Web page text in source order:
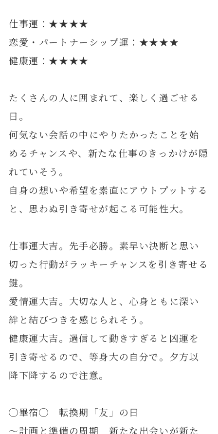
仕事運：★★★★
恋愛・パートナーシップ運：★★★★
健康運：★★★★
たくさんの人に囲まれて、楽しく過ごせる
日。
何気ない会話の中にやりたかったことを始
めるチャンスや、新たな仕事のきっかけが隠
れていそう。
自身の想いや希望を素直にアウトプットする
と、思わぬ引き寄せが起こる可能性大。
仕事運大吉。先手必勝。素早い決断と思い
切った行動がラッキーチャンスを引き寄せる
鍵。
愛情運大吉。大切な人と、心身ともに深い
絆と結びつきを感じられそう。
健康運大吉。過信して動きすぎると凶運を
引き寄せるので、等身大の自分で。夕方以
降下降するので注意。
◯畢宿◯ 転換期「友」の日
～計画と準備の周期 新たな出会いが新た